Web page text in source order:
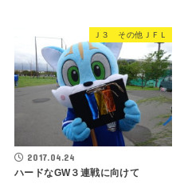
Ｊ３ その他ＪＦＬ
2017.04.24
ハードなGW３連戦に向けて